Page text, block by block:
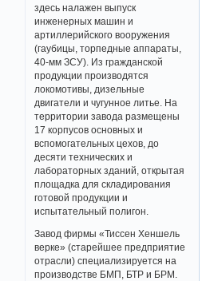
здесь налажен выпуск
инженерных машин и
артиллерийского вооружения
(гаубицы, торпедные аппараты,
40-мм ЗСУ). Из гражданской
продукции производятся
локомотивы, дизельные
двигатели и чугунное литье. На
территории завода размещены
17 корпусов основных и
вспомогательных цехов, до
десяти технических и
лабораторных зданий, открытая
площадка для складирования
готовой продукции и
испытательный полигон.
Завод фирмы «Тиссен Хеншель
верке» (старейшее предприятие
отрасли) специализируется на
производстве БМП, БТР и БРМ.